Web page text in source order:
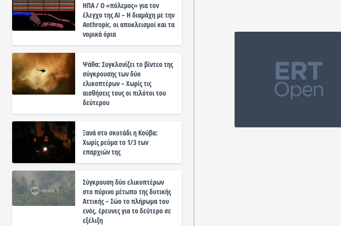
ΗΠΑ / Ο «πόλεμος» για τον
έλεγχο της ΑΙ – Η διαμάχη με την
Anthropic, οι αποκλεισμοί και τα
νομικά όρια
Ψάθα: Συγκλονίζει το βίντεο της
σύγκρουσης των δύο
ελικοπτέρων – Χωρίς τις
αισθήσεις τους οι πιλότοι του
δεύτερου
Ξανά στο σκοτάδι η Κούβα:
Χωρίς ρεύμα το 1/3 των
επαρχιών της
Σύγκρουση δύο ελικοπτέρων
στο πύρινο μέτωπο της δυτικής
Αττικής – Σώο το πλήρωμα του
ενός, έρευνες για το δεύτερο σε
εξέλιξη